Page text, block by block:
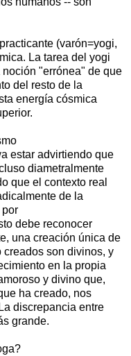
(varón=yogi,
La tarea del yogi
"errónea" de que
del resto de la
energía cósmica
estar advirtiendo que
diametralmente
que el contexto real
de la
debe reconocer
una creación única de
creados son divinos, y
en la propia
y divino que,
ha creado, nos
discrepancia entre
grande.